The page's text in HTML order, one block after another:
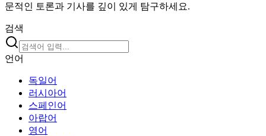
문적인 토론과 기사를 깊이 있게 탐구하세요.
검색
언어
독일어
러시아어
스페인어
아랍어
영어